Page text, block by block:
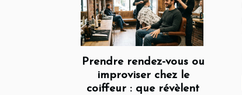
Prendre rendez-vous ou
improviser chez le
coiffeur : que révèlent